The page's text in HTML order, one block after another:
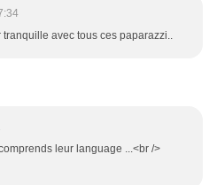
avec tous ces paparazzi..
leur language ...<br />